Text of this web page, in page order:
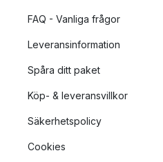
FAQ - Vanliga frågor
Leveransinformation
Spåra ditt paket
Köp- & leveransvillkor
Säkerhetspolicy
Cookies